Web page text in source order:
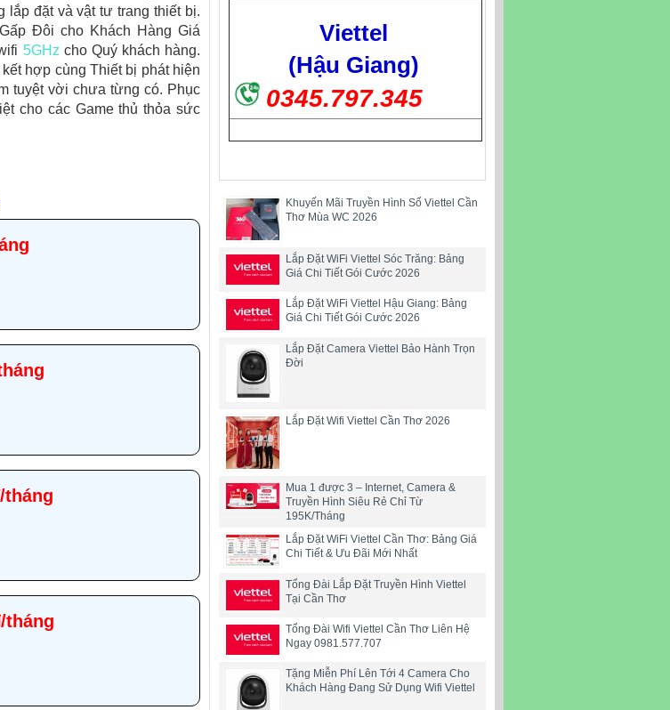
lắp đặt và vật tư trang thiết bị.
Đôi cho Khách Hàng Giá
5GHz cho Quý khách hàng.
hợp cùng Thiết bị phát hiện
tuyệt vời chưa từng có. Phục
cho các Game thủ thỏa sức
tháng
tháng
Viettel
(Hậu Giang)
0345.797.345
Khuyến Mãi Truyền Hình Số Viettel Cần
Thơ Mùa WC 2026
Lắp Đặt WiFi Viettel Sóc Trăng: Bảng
Giá Chi Tiết Gói Cước 2026
Lắp Đặt WiFi Viettel Hậu Giang: Bảng
Giá Chi Tiết Gói Cước 2026
Lắp Đặt Camera Viettel Bảo Hành Trọn
Đời
Lắp Đặt Wifi Viettel Cần Thơ 2026
Mua 1 được 3 – Internet, Camera &
Truyền Hình Siêu Rẻ Chỉ Từ
195K/Tháng
Lắp Đặt WiFi Viettel Cần Thơ: Bảng Giá
Chi Tiết & Ưu Đãi Mới Nhất
Tổng Đài Lắp Đặt Truyền Hình Viettel
Tại Cần Thơ
Tổng Đài Wifi Viettel Cần Thơ Liên Hệ
Ngay 0981.577.707
Tặng Miễn Phí Lên Tới 4 Camera Cho
Khách Hàng Đang Sử Dụng Wifi Viettel